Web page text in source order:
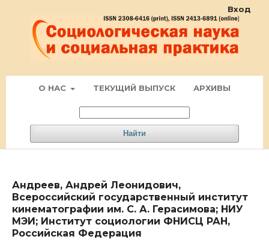
О НАС ТЕКУЩИЙ ВЫПУСК АРХИВЫ
Найти
Вход
Андреев, Андрей Леонидович,
Всероссийский государственный институт
кинематографии им. С. А. Герасимова; НИУ
МЭИ; Институт социологии ФНИСЦ РАН,
Российская Федерация